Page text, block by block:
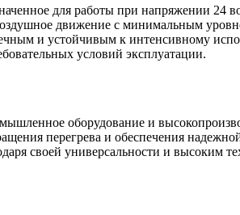
для работы при напряжении 24
движение с минимальным
и устойчивым к интенсивному
условий эксплуатации.
оборудование и
перегрева и обеспечения
своей универсальности и высоким